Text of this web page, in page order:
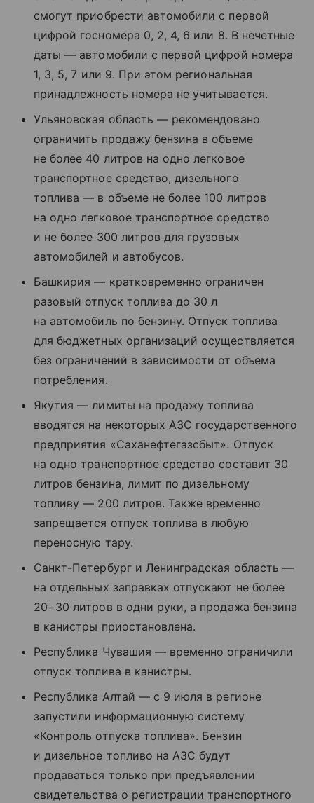
смогут приобрести автомобили с первой
цифрой госномера 0, 2, 4, 6 или 8. В нечетные
даты — автомобили с первой цифрой номера
1, 3, 5, 7 или 9. При этом региональная
принадлежность номера не учитывается.
Ульяновская область — рекомендовано
ограничить продажу бензина в объеме
не более 40 литров на одно легковое
транспортное средство, дизельного
топлива — в объеме не более 100 литров
на одно легковое транспортное средство
и не более 300 литров для грузовых
автомобилей и автобусов.
Башкирия — кратковременно ограничен
разовый отпуск топлива до 30 л
на автомобиль по бензину. Отпуск топлива
для бюджетных организаций осуществляется
без ограничений в зависимости от объема
потребления.
Якутия — лимиты на продажу топлива
вводятся на некоторых АЗС государственного
предприятия «Саханефтегазсбыт». Отпуск
на одно транспортное средство составит 30
литров бензина, лимит по дизельному
топливу — 200 литров. Также временно
запрещается отпуск топлива в любую
переносную тару.
Санкт-Петербург и Ленинградская область —
на отдельных заправках отпускают не более
20−30 литров в одни руки, а продажа бензина
в канистры приостановлена.
Республика Чувашия — временно ограничили
отпуск топлива в канистры.
Республика Алтай — с 9 июля в регионе
запустили информационную систему
«Контроль отпуска топлива». Бензин
и дизельное топливо на АЗС будут
продаваться только при предъявлении
свидетельства о регистрации транспортного